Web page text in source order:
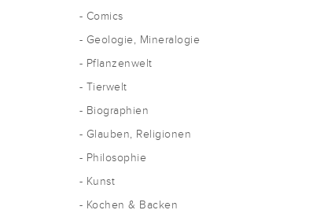
- Comics
- Geologie, Mineralogie
- Pflanzenwelt
- Tierwelt
- Biographien
- Glauben, Religionen
- Philosophie
- Kunst
- Kochen & Backen